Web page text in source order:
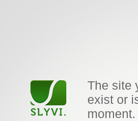
The site
exist or
moment.